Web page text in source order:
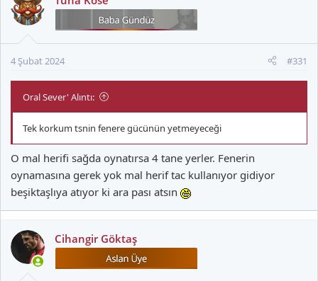
i
l
:
4 Şubat 2024 #331
Oral Sever' Alıntı:
Tek korkum tsnin fenere gücünün yetmeyeceği
O mal herifi sağda oynatırsa 4 tane yerler. Fenerin
oynamasına gerek yok mal herif tac kullanıyor gidiyor
beşiktaşlıya atıyor ki ara pası atsın
Cihangir Göktaş